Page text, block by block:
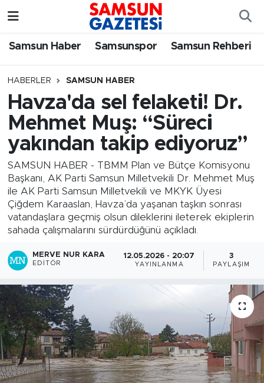
Samsun Haber Samsunspor Samsun Rehberi
HABERLER SAMSUN HABER
Havza'da sel felaketi! Dr.
Mehmet Muş: “Süreci
yakından takip ediyoruz”
SAMSUN HABER - TBMM Plan ve Bütçe Komisyonu
Başkanı, AK Parti Samsun Milletvekili Dr. Mehmet Muş
ile AK Parti Samsun Milletvekili ve MKYK Üyesi
Çiğdem Karaaslan, Havza’da yaşanan taşkın sonrası
vatandaşlara geçmiş olsun dileklerini ileterek ekiplerin
sahada çalışmalarını sürdürdüğünü açıkladı.
MERVE NUR KARA
EDITÖR
12.05.2026 - 20:07
YAYINLANMA
3
PAYLAŞIM
Samsun Haber
Samsun Rehberi
Resmi İlanlar
Samsun Nöbetçi Eczaneler
SAMSUN Namaz Vakitleri
Samsun Trafik Yoğunluk Haritası
Süper Lig Puan Durumu ve Fikstür
Tüm Manşetler
Son Dakika Haberleri
Haber Arşivi